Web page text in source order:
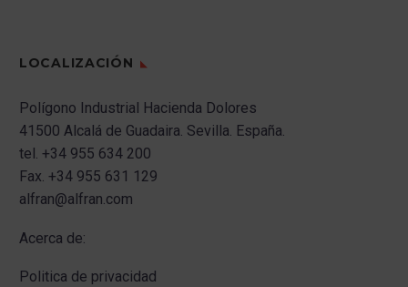
LOCALIZACIÓN
Polígono Industrial Hacienda Dolores
41500 Alcalá de Guadaira. Sevilla. España.
tel. +34 955 634 200
Fax. +34 955 631 129
alfran@alfran.com
Acerca de:
Politica de privacidad